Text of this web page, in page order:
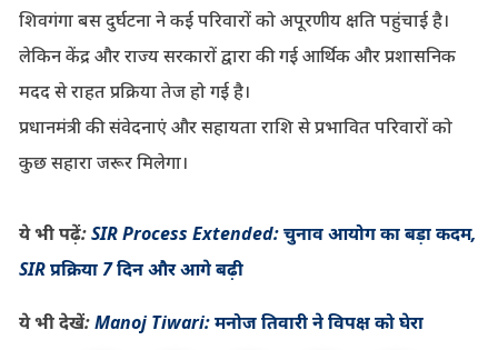
शिवगंगा बस दुर्घटना ने कई परिवारों को अपूरणीय क्षति पहुंचाई है।
लेकिन केंद्र और राज्य सरकारों द्वारा की गई आर्थिक और प्रशासनिक
मदद से राहत प्रक्रिया तेज हो गई है।
प्रधानमंत्री की संवेदनाएं और सहायता राशि से प्रभावित परिवारों को
कुछ सहारा जरूर मिलेगा।
ये भी पढ़ें:SIR Process Extended: चुनाव आयोग का बड़ा कदम,
SIR प्रक्रिया 7 दिन और आगे बढ़ी
ये भी देखें:Manoj Tiwari: मनोज तिवारी ने विपक्ष को घेरा